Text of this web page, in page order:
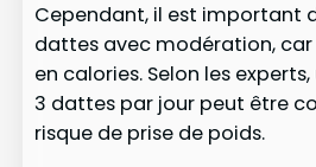
Cependant, il est important
dattes avec modération, car
en calories. Selon les
3 dattes par jour peut être
risque de prise de poids.